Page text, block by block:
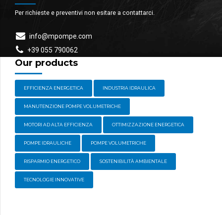
Per richieste e preventivi non esitare a contattarci.
info@mpompe.com
+39 055 790062
Our products
EFFICIENZA ENERGETICA INDUSTRIA IDRAULICA
MANUTENZIONE POMPE VOLUMETRICHE
MOTORI AD ALTA EFFICIENZA OTTIMIZZAZIONE ENERGETICA
POMPE IDRAULICHE POMPE VOLUMETRICHE
RISPARMIO ENERGETICO SOSTENIBILITÀ AMBIENTALE
TECNOLOGIE INNOVATIVE